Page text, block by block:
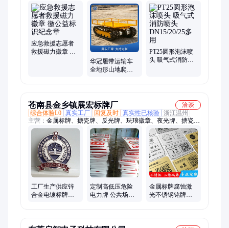
徽章、巡检机器人、消防箱、消防服、破拆工具组、干粉灭火
器、打药喷雾机、传感器、电磁阀、保护器、电动脚手架、装载
机电子秤、砌筑升降平台、光伏板升降机、内撑吊具、混凝土振
动棒、打标机、裁剪机、研磨机、压铆机、小型装载机、洗消
剂、防爆风机
应急救援志愿者
救援磁力徽章 徽
华冠履带运输车
全地形山地爬坡
PT25圆形泡沫喷
头 吸气式消防喷
苍南县金乡镇展宏标牌厂
洽谈
综合体验L0 真实工厂 回复及时 真实性已核验 浙江温州
主营： 金属标牌、搪瓷牌、反光牌、珐琅徽章、夜光牌、搪瓷标
牌、印刷冲压、标牌定制、电缆标牌、铝牌铭牌、门牌、标识
牌、不锈钢腐蚀标牌、设备标牌、电动车保险牌、装饰车牌、二
维码金属标牌、二维码腐蚀标牌、二维码标识牌、不锈钢标识
牌、不锈钢铭牌、铝合金标识牌、电力标牌、二维码夜光门牌
工厂生产供应锌
合金电镀标牌定
定制高低压危险
电力牌 公共场所
金属标牌腐蚀激
光不锈钢铭牌丝